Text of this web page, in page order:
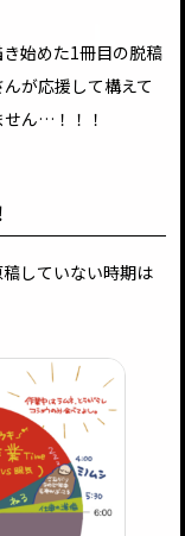
始めた1冊目の脱稿
が応援して構えて
ん…！！！
していない時期は